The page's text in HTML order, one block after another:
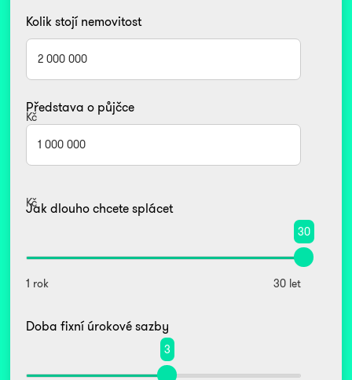
Kolik stojí nemovitost
Kč
Představa o půjčce
Kč
Jak dlouho chcete splácet
30
1 rok 30 let
Doba fixní úrokové sazby
3